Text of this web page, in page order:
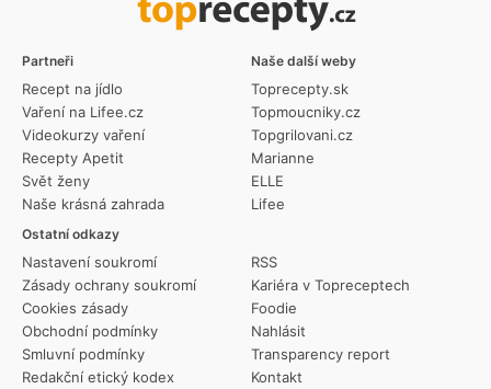
Partneři
Recept na jídlo
Vaření na Lifee.cz
Videokurzy vaření
Recepty Apetit
Svět ženy
Naše krásná zahrada
Ostatní odkazy
Nastavení soukromí
Zásady ochrany soukromí
Cookies zásady
Obchodní podmínky
Smluvní podmínky
Redakční etický kodex
RSS
Kariéra v Topreceptech
Foodie
Nahlásit
Transparency report
Kontakt
Naše další weby
Toprecepty.sk
Topmoucniky.cz
Topgrilovani.cz
Marianne
ELLE
Lifee